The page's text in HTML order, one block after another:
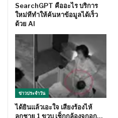
SearchGPT คืออะไร บริการ
ใหม่ทีทำให้ค้นหาข้อมูลได้เร็ว
ด้วย AI
ข่าวประจำวัน
ได้ยินแล้วเอะใจ เสียงร้องไห้
ลูกชาย 1 ขวบ เช็กกล้องจุกอก…